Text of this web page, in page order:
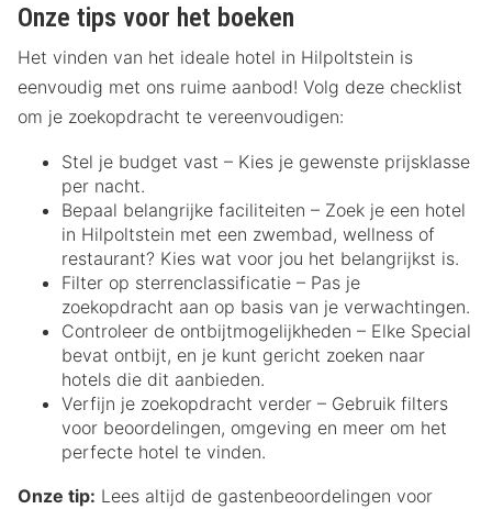
Onze tips voor het boeken
Het vinden van het ideale hotel in Hilpoltstein is
eenvoudig met ons ruime aanbod! Volg deze checklist
om je zoekopdracht te vereenvoudigen:
Stel je budget vast – Kies je gewenste prijsklasse
per nacht.
Bepaal belangrijke faciliteiten – Zoek je een hotel
in Hilpoltstein met een zwembad, wellness of
restaurant? Kies wat voor jou het belangrijkst is.
Filter op sterrenclassificatie – Pas je
zoekopdracht aan op basis van je verwachtingen.
Controleer de ontbijtmogelijkheden – Elke Special
bevat ontbijt, en je kunt gericht zoeken naar
hotels die dit aanbieden.
Verfijn je zoekopdracht verder – Gebruik filters
voor beoordelingen, omgeving en meer om het
perfecte hotel te vinden.
Onze tip: Lees altijd de gastenbeoordelingen voor